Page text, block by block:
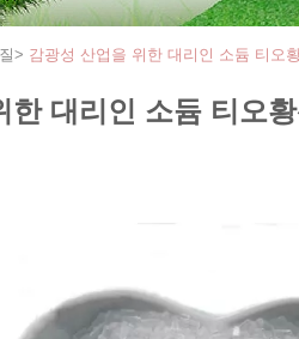
> 감광성 산업을 위한 대리인 소듐 티오
한 대리인 소듐 티오